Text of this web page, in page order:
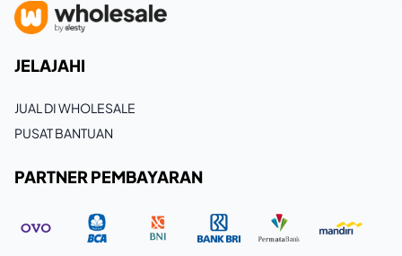
JELAJAHI
JUAL DI WHOLESALE
PUSAT BANTUAN
PARTNER PEMBAYARAN